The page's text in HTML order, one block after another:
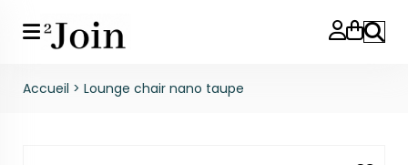
Accueil > Lounge chair nano taupe